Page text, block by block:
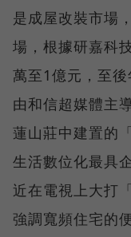
是成屋改裝市場
場，根據研嘉科
萬至1億元，至後
由和信超媒體主
蓮山莊中建置的
生活數位化最具
近在電視上大打
強調寬頻住宅的便